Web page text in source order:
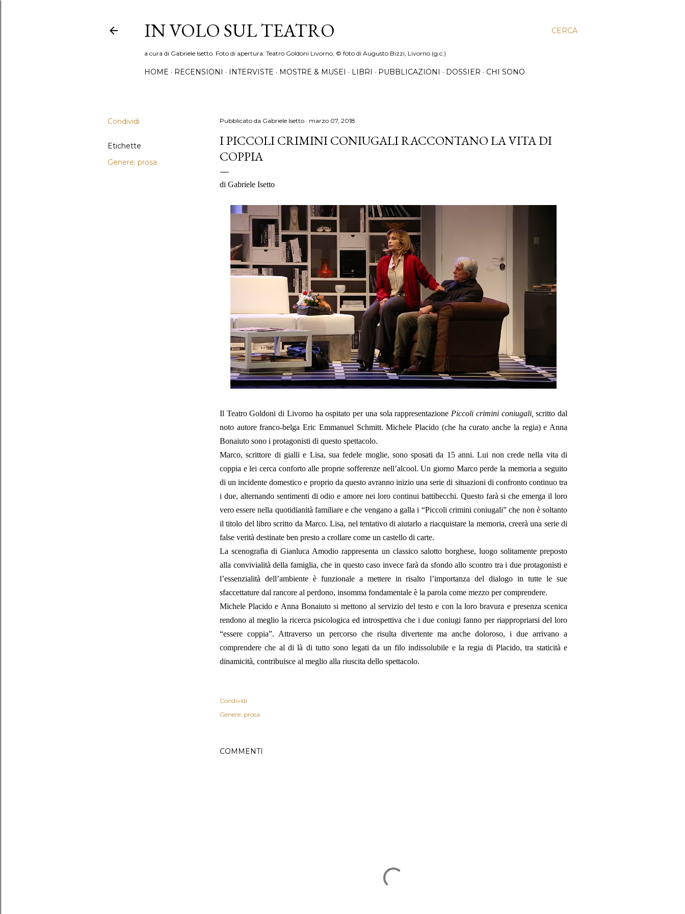
CERCA
IN VOLO SUL TEATRO
a cura di Gabriele Isetto. Foto di apertura: Teatro Goldoni Livorno, © foto di Augusto Bizzi, Livorno (g.c.)
HOME RECENSIONI INTERVISTE MOSTRE & MUSEI LIBRI PUBBLICAZIONI DOSSIER CHI SONO
Condividi
Etichette
Genere: prosa
Pubblicato da Gabriele Isetto marzo 07, 2018
I PICCOLI CRIMINI CONIUGALI RACCONTANO LA VITA DI
COPPIA
di Gabriele Isetto
Il Teatro Goldoni di Livorno ha ospitato per una sola rappresentazione Piccoli crimini coniugali,scritto dal
noto autore franco-belga Eric Emmanuel Schmitt. Michele Placido (che ha curato anche la regia) e Anna
Bonaiuto sono i protagonisti di questo spettacolo.
Marco, scrittore di gialli e Lisa, sua fedele moglie, sono sposati da 15 anni. Lui non crede nella vita di
coppia e lei cerca conforto alle proprie sofferenze nell’alcool. Un giorno Marco perde la memoria a seguito
di un incidente domestico e proprio da questo avranno inizio una serie di situazioni di confronto continuo tra
i due, alternando sentimenti di odio e amore nei loro continui battibecchi. Questo farà si che emerga il loro
vero essere nella quotidianità familiare e che vengano a galla i “Piccoli crimini coniugali” che non è soltanto
il titolo del libro scritto da Marco. Lisa, nel tentativo di aiutarlo a riacquistare la memoria, creerà una serie di
false verità destinate ben presto a crollare come un castello di carte.
La scenografia di Gianluca Amodio rappresenta un classico salotto borghese, luogo solitamente preposto
alla convivialità della famiglia, che in questo caso invece farà da sfondo allo scontro tra i due protagonisti e
l’essenzialità dell’ambiente è funzionale a mettere in risalto l’importanza del dialogo in tutte le sue
sfaccettature dal rancore al perdono, insomma fondamentale è la parola come mezzo per comprendere.
Michele Placido e Anna Bonaiuto si mettono al servizio del testo e con la loro bravura e presenza scenica
rendono al meglio la ricerca psicologica ed introspettiva che i due coniugi fanno per riappropriarsi del loro
“essere coppia”. Attraverso un percorso che risulta divertente ma anche doloroso, i due arrivano a
comprendere che al di là di tutto sono legati da un filo indissolubile e la regia di Placido, tra staticità e
dinamicità, contribuisce al meglio alla riuscita dello spettacolo.
Condividi
Genere: prosa
COMMENTI